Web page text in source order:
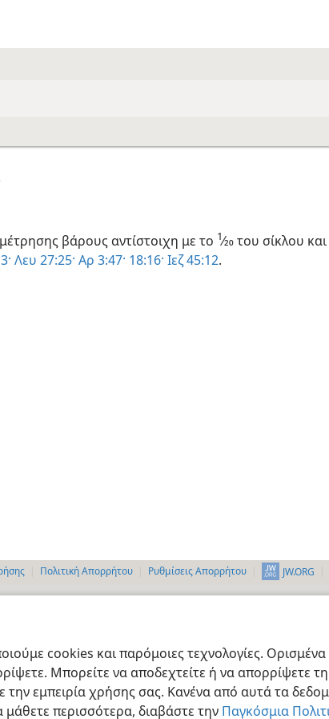
cookies και παρόμοιες τεχνολογίες. Ορισμένα
Μπορείτε να αποδεχτείτε ή να απορρίψετε
εμπειρία χρήσης σας. Κανένα από αυτά τα
μάθετε περισσότερα, διαβάστε την Παγκόσμια
βάρους αντίστοιχη με το 1⁄20 του σίκλου
Λευ 27:25· Αρ 3:47· 18:16· Ιεζ 45:12.
Πολιτική Απορρήτου Ρυθμίσεις Απορρήτου JW.ORG